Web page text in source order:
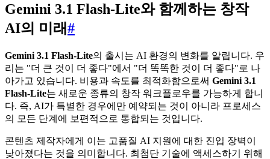
Gemini 3.1 Flash-Lite와 함께하는 창작
AI의 미래#
Gemini 3.1 Flash-Lite의 출시는 AI 환경의 변화를 알립니다. 우
리는 "더 큰 것이 더 좋다"에서 "더 똑똑한 것이 더 좋다"로 나
아가고 있습니다. 비용과 속도를 최적화함으로써 Gemini 3.1
Flash-Lite는 새로운 종류의 창작 워크플로우를 가능하게 합니
다. 즉, AI가 특별한 경우에만 예약되는 것이 아니라 프로세스
의 모든 단계에 보편적으로 통합되는 것입니다.
콘텐츠 제작자에게 이는 고품질 AI 지원에 대한 진입 장벽이
낮아졌다는 것을 의미합니다. 최첨단 기술에 액세스하기 위해